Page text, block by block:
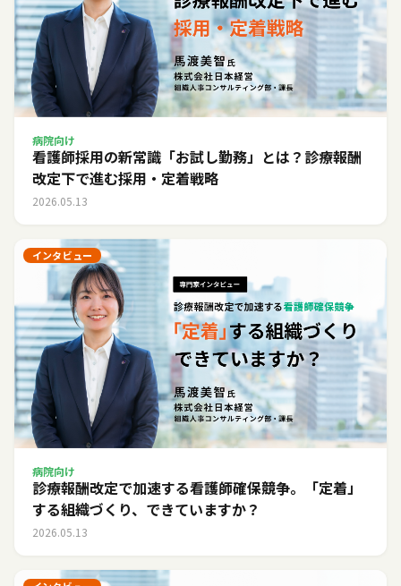
病院向け
看護師採用の新常識「お試し勤務」とは？診療報酬
改定下で進む採用・定着戦略
2026.05.13
インタビュー
病院向け
診療報酬改定で加速する看護師確保競争。「定着」
する組織づくり、できていますか？
2026.05.13